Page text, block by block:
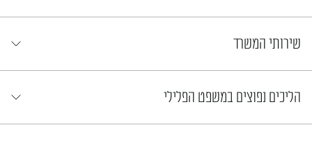
שירותי המשרד
הליכים נפוצים במשפט הפלילי